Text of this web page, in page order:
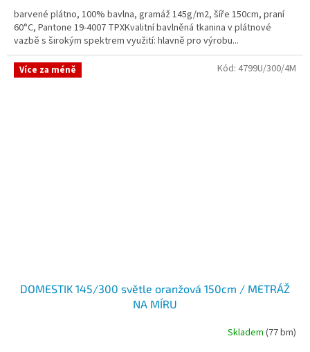
barvené plátno, 100% bavlna, gramáž 145g/m2, šíře 150cm, praní
60°C, Pantone 19-4007 TPXKvalitní bavlněná tkanina v plátnové
vazbě s širokým spektrem využití: hlavně pro výrobu...
Více za méně
DOMESTIK 145/300 světle oranžová 150cm / METRÁŽ
NA MÍRU
Skladem (77 bm)
Kód: 4799U/300/4M